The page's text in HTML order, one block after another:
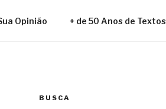
Opinião + de 50 Anos de Textos
BUSCA